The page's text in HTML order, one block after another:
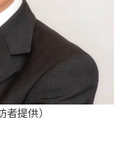
提供）